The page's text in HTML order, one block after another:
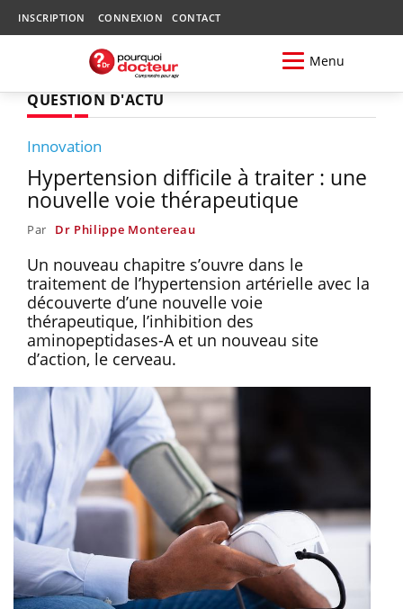
INSCRIPTION CONNEXION CONTACT
Menu
QUESTION D'ACTU
Innovation
Hypertension difficile à traiter : une
nouvelle voie thérapeutique
Par Dr Philippe Montereau
Un nouveau chapitre s’ouvre dans le
traitement de l’hypertension artérielle avec la
découverte d’une nouvelle voie
thérapeutique, l’inhibition des
aminopeptidases-A et un nouveau site
d’action, le cerveau.